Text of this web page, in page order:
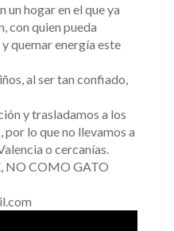
un hogar en el que ya
con quien pueda
quemar energía este
al ser tan confiado,
y trasladamos a los
por lo que no llevamos a
o cercanías.
NO COMO GATO